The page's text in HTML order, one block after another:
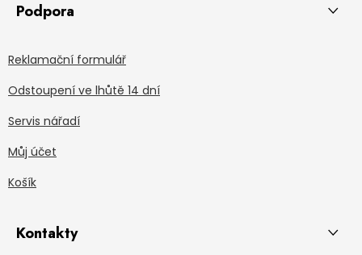
Podpora
Reklamační formulář
Odstoupení ve lhůtě 14 dní
Servis nářadí
Můj účet
Košík
Kontakty